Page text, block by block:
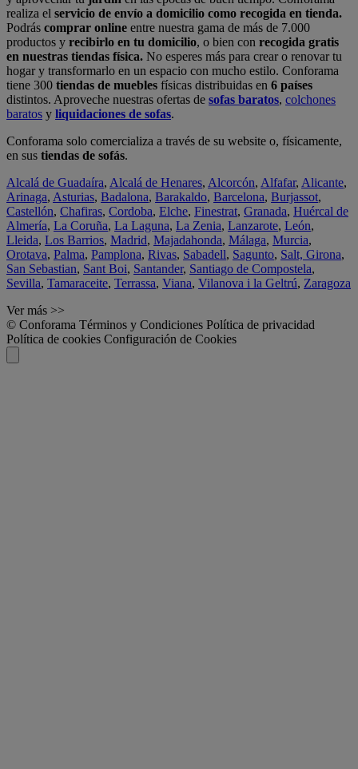
realiza el servicio de envío a domicilio como recogida en tienda.
Podrás comprar online entre nuestra gama de más de 7.000
productos y recibirlo en tu domicilio, o bien con recogida gratis
en nuestras tiendas física. No esperes más para crear o renovar tu
hogar y transformarlo en un espacio con mucho estilo. Conforama
tiene 300 tiendas de muebles físicas distribuidas en 6 países
distintos. Aproveche nuestras ofertas de sofas baratos, colchones
baratos y liquidaciones de sofas.
Conforama solo comercializa a través de su website o, físicamente,
en sus tiendas de sofás.
Alcalá de Guadaíra, Alcalá de Henares, Alcorcón, Alfafar, Alicante,
Arinaga, Asturias, Badalona, Barakaldo, Barcelona, Burjassot,
Castellón, Chafiras, Cordoba, Elche, Finestrat, Granada, Huércal de
Almería, La Coruña, La Laguna, La Zenia, Lanzarote, León,
Lleida, Los Barrios, Madrid, Majadahonda, Málaga, Murcia,
Orotava, Palma, Pamplona, Rivas, Sabadell, Sagunto, Salt, Girona,
San Sebastian, Sant Boi, Santander, Santiago de Compostela,
Sevilla, Tamaraceite, Terrassa, Viana, Vilanova i la Geltrú, Zaragoza
Ver más >>
© Conforama Términos y Condiciones Política de privacidad
Política de cookies Configuración de Cookies